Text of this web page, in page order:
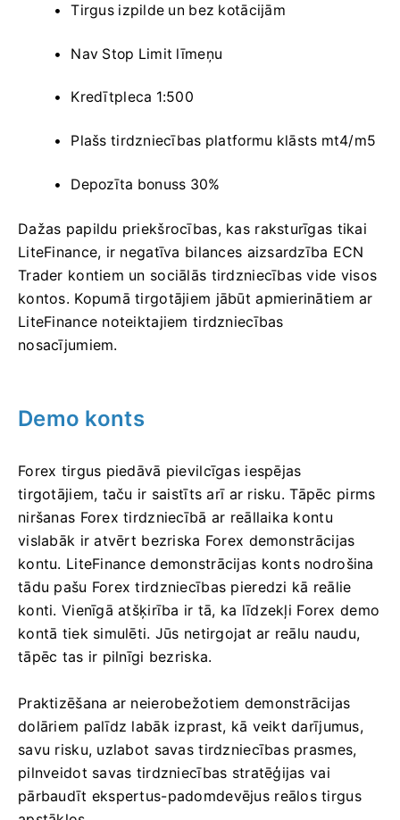
Tirgus izpilde un bez kotācijām
Nav Stop Limit līmeņu
Kredītpleca 1:500
Plašs tirdzniecības platformu klāsts mt4/m5
Depozīta bonuss 30%
Dažas papildu priekšrocības, kas raksturīgas tikai
LiteFinance, ir negatīva bilances aizsardzība ECN
Trader kontiem un sociālās tirdzniecības vide visos
kontos. Kopumā tirgotājiem jābūt apmierinātiem ar
LiteFinance noteiktajiem tirdzniecības
nosacījumiem.
Demo konts
Forex tirgus piedāvā pievilcīgas iespējas
tirgotājiem, taču ir saistīts arī ar risku.Tāpēc pirms
niršanas Forex tirdzniecībā ar reāllaika kontu
vislabāk ir atvērt bezriska Forex demonstrācijas
kontu. LiteFinance demonstrācijas konts nodrošina
tādu pašu Forex tirdzniecības pieredzi kā reālie
konti. Vienīgā atšķirība ir tā, ka līdzekļi Forex demo
kontā tiek simulēti. Jūs netirgojat ar reālu naudu,
tāpēc tas ir pilnīgi bezriska.
Praktizēšana ar neierobežotiem demonstrācijas
dolāriem palīdz labāk izprast, kā veikt darījumus,
savu risku, uzlabot savas tirdzniecības prasmes,
pilnveidot savas tirdzniecības stratēģijas vai
pārbaudīt ekspertus-padomdevējus reālos tirgus